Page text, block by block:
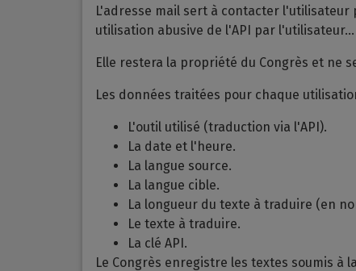
L'adresse mail sert à contacter
utilisation abusive de l'API par l'utilisateur...
Elle restera la propriété du Congrès et ne
Les données traitées pour chaque
L'outil utilisé (traduction via l'API).
La date et l'heure.
La langue source.
La langue cible.
La longueur du texte à traduire (en
Le texte à traduire.
La clé API.
Le Congrès enregistre les textes soumis